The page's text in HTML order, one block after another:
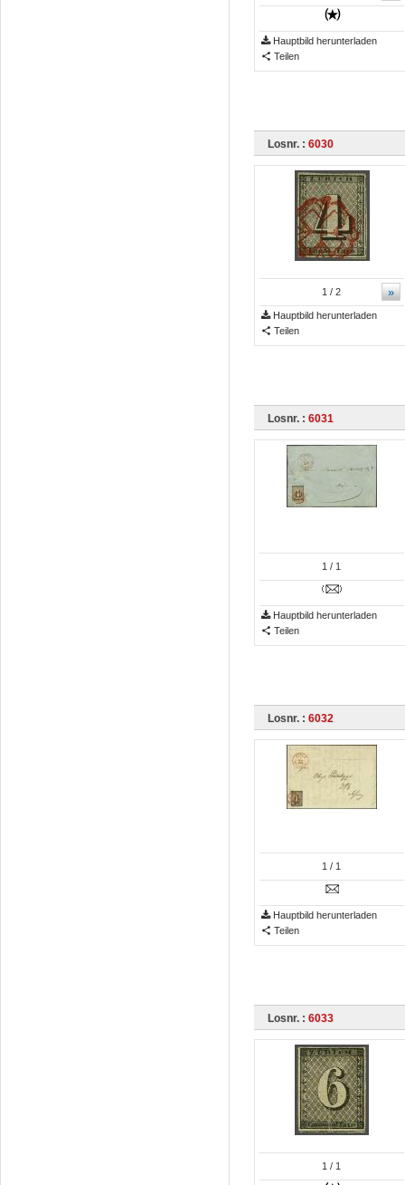
Hauptbild herunterladen
Teilen
Losnr. : 6030
»
1 / 2
Hauptbild herunterladen
Teilen
Losnr. : 6031
1 / 1
Hauptbild herunterladen
Teilen
Losnr. : 6032
1 / 1
Hauptbild herunterladen
Teilen
Losnr. : 6033
1 / 1